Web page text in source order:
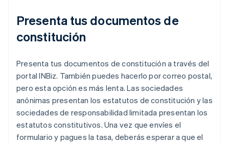
Presenta tus documentos de
constitución
Presenta tus documentos de constitución a través del
portal INBiz. También puedes hacerlo por correo postal,
pero esta opción es más lenta. Las sociedades
anónimas presentan los estatutos de constitución y las
sociedades de responsabilidad limitada presentan los
estatutos constitutivos. Una vez que envíes el
formulario y pagues la tasa, deberás esperar a que el